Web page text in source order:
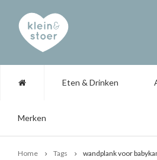
Eten & Drinken
Merken
Home Tags wandplank voor